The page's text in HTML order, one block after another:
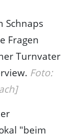
Schnaps
Fragen
Turnvater
Foto:
"beim